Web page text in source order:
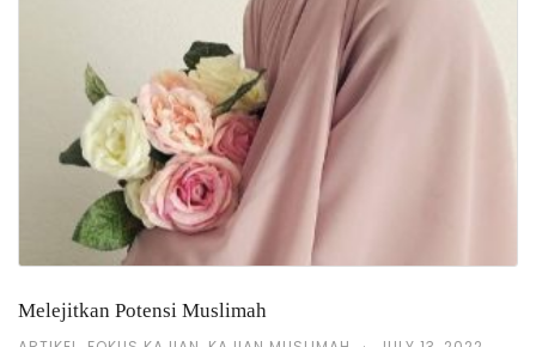
Melejitkan Potensi Muslimah